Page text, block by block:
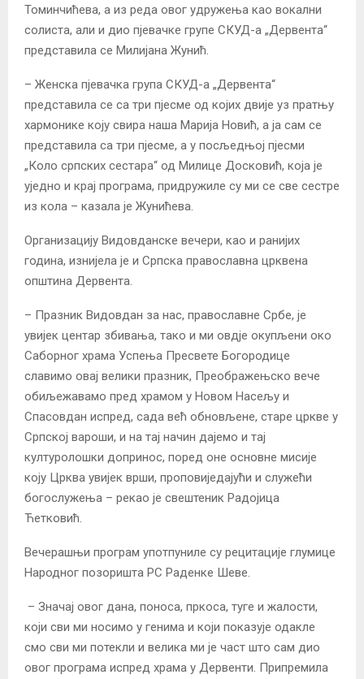
Томинчићева, а из реда овог удружења као вокални
солиста, али и дио пјевачке групе СКУД-а „Дервента“
представила се Милијана Жунић.
– Женска пјевачка група СКУД-а „Дервента“
представила се са три пјесме од којих двије уз пратњу
хармонике коју свира наша Марија Новић, а ја сам се
представила са три пјесме, а у посљедњој пјесми
„Коло српских сестара“ од Милице Досковић, која је
уједно и крај програма, придружиле су ми се све сестре
из кола – казала је Жунићева.
Организацију Видовданске вечери, као и ранијих
година, изнијела је и Српска православна црквена
општина Дервента.
– Празник Видовдан за нас, православне Србе, је
увијек центар збивања, тако и ми овдје окупљени око
Саборног храма Успења Пресвете Богородице
славимо овај велики празник, Преображењско вече
обиљежавамо пред храмом у Новом Насељу и
Спасовдан испред, сада већ обновљене, старе цркве у
Српској вароши, и на тај начин дајемо и тај
културолошки допринос, поред оне основне мисије
коју Црква увијек врши, проповиједајући и служећи
богослужења – рекао је свештеник Радојица
Ћетковић.
Вечерашњи програм употпуниле су рецитације глумице
Народног позоришта РС Раденке Шеве.
– Значај овог дана, поноса, пркоса, туге и жалости,
који сви ми носимо у генима и који показује одакле
смо сви ми потекли и велика ми је част што сам дио
овог програма испред храма у Дервенти. Припремила